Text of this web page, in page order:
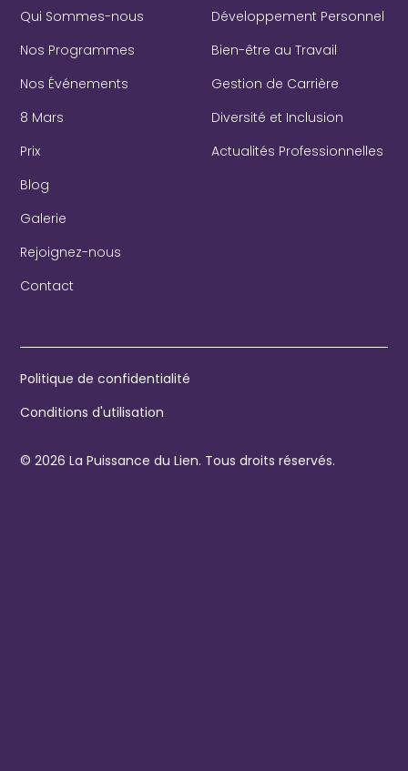
Qui Sommes-nous
Nos Programmes
Nos Événements
8 Mars
Prix
Blog
Galerie
Rejoignez-nous
Contact
Développement Personnel
Bien-être au Travail
Gestion de Carrière
Diversité et Inclusion
Actualités Professionnelles
© 2026 La Puissance du Lien. Tous droits réservés.
Politique de confidentialité
Conditions d'utilisation